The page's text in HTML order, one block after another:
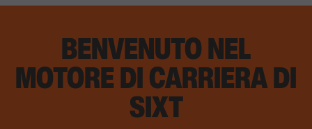
BENVENUTONEL
MOTORE DI CARRIERA DI
SIXT